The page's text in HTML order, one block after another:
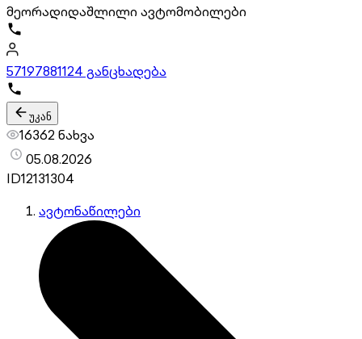
მეორადიდაშლილი ავტომობილები
57197881124 განცხადება
უკან
16362 ნახვა
05.08.2026
ID12131304
ავტონაწილები